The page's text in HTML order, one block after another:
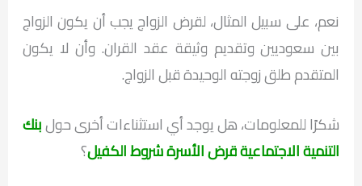
نعم، على سبيل المثال، لقرض الزواج يجب أن يكون الزواج
بين سعوديين وتقديم وثيقة عقد القران. وأن لا يكون
المتقدم طلق زوجته الوحيدة قبل الزواج.
شكرًا للمعلومات، هل يوجد أي استثناءات أخرى حولبنك
التنمية الاجتماعية قرض الأسرة شروط الكفيل؟